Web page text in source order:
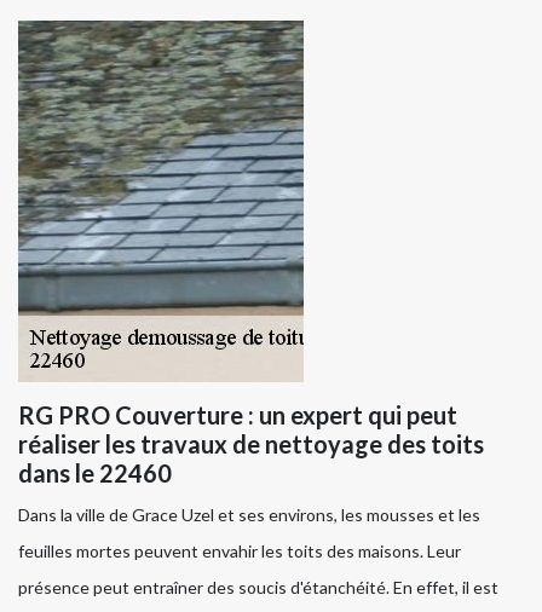
RG PRO Couverture : un expert qui peut
réaliser les travaux de nettoyage des toits
dans le 22460
Dans la ville de Grace Uzel et ses environs, les mousses et les
feuilles mortes peuvent envahir les toits des maisons. Leur
présence peut entraîner des soucis d'étanchéité. En effet, il est